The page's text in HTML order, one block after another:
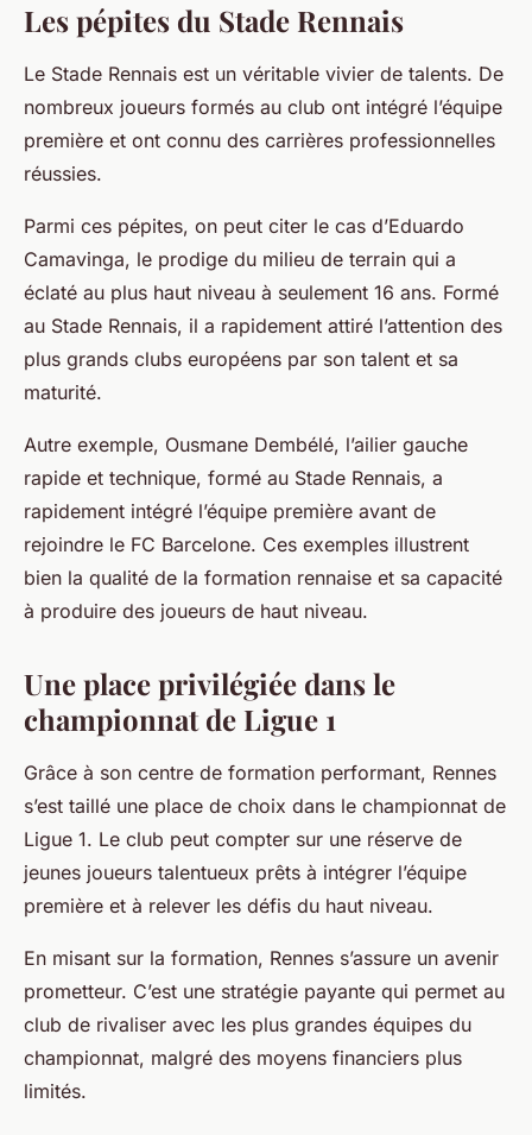
Les pépites du Stade Rennais
Le Stade Rennais est un véritable vivier de talents. De
nombreux joueurs formés au club ont intégré l’équipe
première et ont connu des carrières professionnelles
réussies.
Parmi ces pépites, on peut citer le cas d’Eduardo
Camavinga, le prodige du milieu de terrain qui a
éclaté au plus haut niveau à seulement 16 ans. Formé
au Stade Rennais, il a rapidement attiré l’attention des
plus grands clubs européens par son talent et sa
maturité.
Autre exemple, Ousmane Dembélé, l’ailier gauche
rapide et technique, formé au Stade Rennais, a
rapidement intégré l’équipe première avant de
rejoindre le FC Barcelone. Ces exemples illustrent
bien la qualité de la formation rennaise et sa capacité
à produire des joueurs de haut niveau.
Une place privilégiée dans le
championnat de Ligue 1
Grâce à son centre de formation performant, Rennes
s’est taillé une place de choix dans le championnat de
Ligue 1. Le club peut compter sur une réserve de
jeunes joueurs talentueux prêts à intégrer l’équipe
première et à relever les défis du haut niveau.
En misant sur la formation, Rennes s’assure un avenir
prometteur. C’est une stratégie payante qui permet au
club de rivaliser avec les plus grandes équipes du
championnat, malgré des moyens financiers plus
limités.